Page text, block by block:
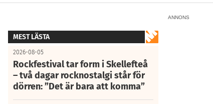
ANNONS
MEST LÄSTA
2026-08-05
Rockfestival tar form i Skellefteå
– två dagar rocknostalgi står för
dörren: ”Det är bara att komma”